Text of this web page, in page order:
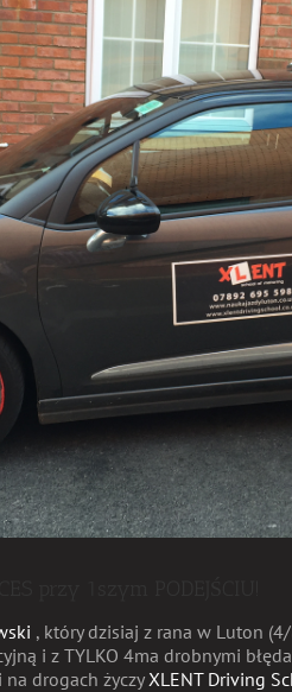
, który dzisiaj z rana w Luton
i z TYLKO 4ma drobnymi
drogach życzyXLENT Driving